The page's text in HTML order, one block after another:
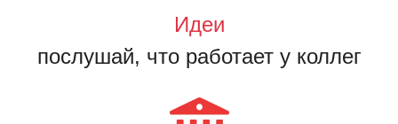
Идеи
послушай, что работает у коллег